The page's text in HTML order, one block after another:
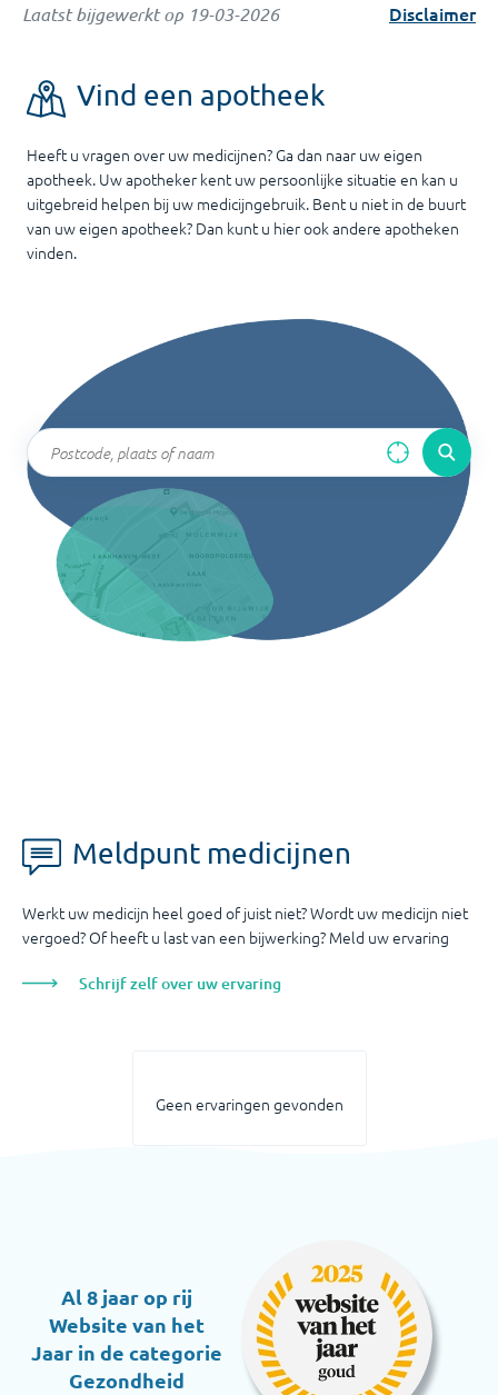
Laatst bijgewerkt op 19-03-2026 Disclaimer
Vind een apotheek
Heeft u vragen over uw medicijnen? Ga dan naar uw eigen
apotheek. Uw apotheker kent uw persoonlijke situatie en kan u
uitgebreid helpen bij uw medicijngebruik. Bent u niet in de buurt
van uw eigen apotheek? Dan kunt u hier ook andere apotheken
vinden.
Meldpunt medicijnen
Werkt uw medicijn heel goed of juist niet? Wordt uw medicijn niet
vergoed? Of heeft u last van een bijwerking? Meld uw ervaring
Schrijf zelf over uw ervaring
Geen ervaringen gevonden
Al 8 jaar op rij
Website van het
Jaar in de categorie
Gezondheid